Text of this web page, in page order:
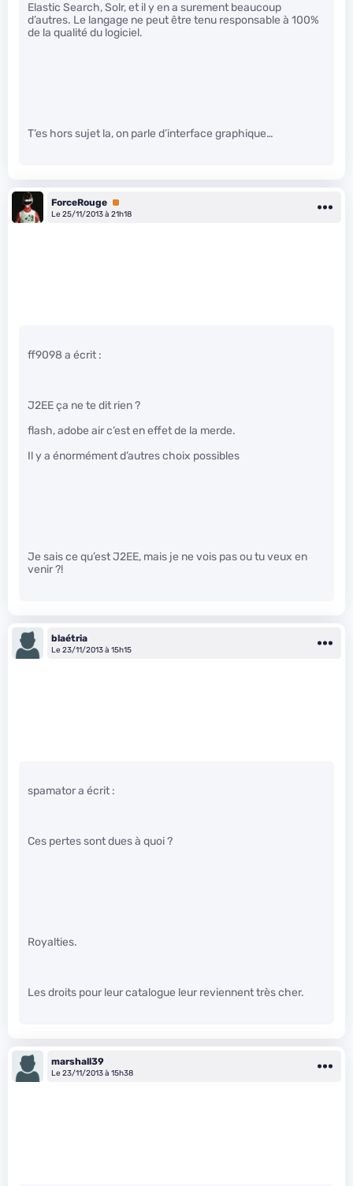
Elastic Search, Solr, et il y en a surement beaucoup
d’autres. Le langage ne peut être tenu responsable à 100%
de la qualité du logiciel.
T’es hors sujet la, on parle d’interface graphique…
ForceRouge Premium
Le 25/11/2013 à 21h18
ff9098 a écrit :
J2EE ça ne te dit rien ?
flash, adobe air c’est en effet de la merde.
Il y a énormément d’autres choix possibles
Je sais ce qu’est J2EE, mais je ne vois pas ou tu veux en
venir ?!
blaétria
Le 23/11/2013 à 15h15
spamator a écrit :
Ces pertes sont dues à quoi ?
Royalties.
Les droits pour leur catalogue leur reviennent très cher.
marshall39
Le 23/11/2013 à 15h38